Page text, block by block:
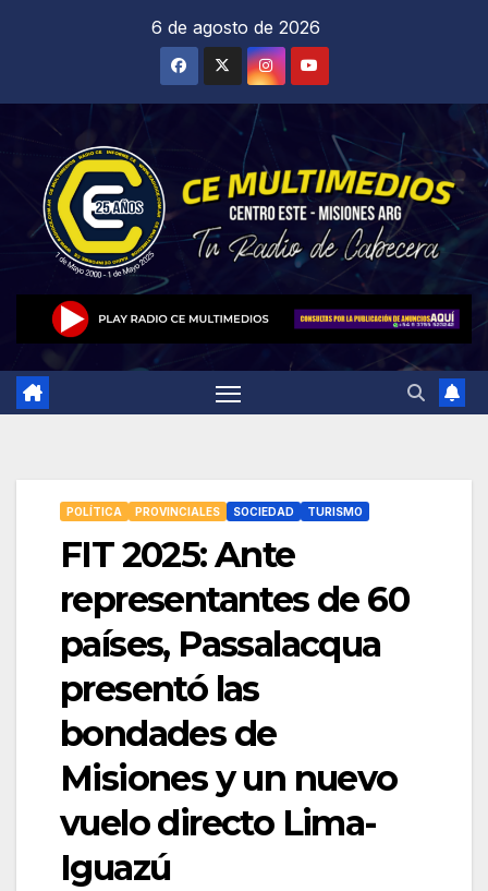
6 de agosto de 2026
POLÍTICA PROVINCIALES SOCIEDAD TURISMO
FIT 2025: Ante
representantes de 60
países, Passalacqua
presentó las
bondades de
Misiones y un nuevo
vuelo directo Lima-
Iguazú